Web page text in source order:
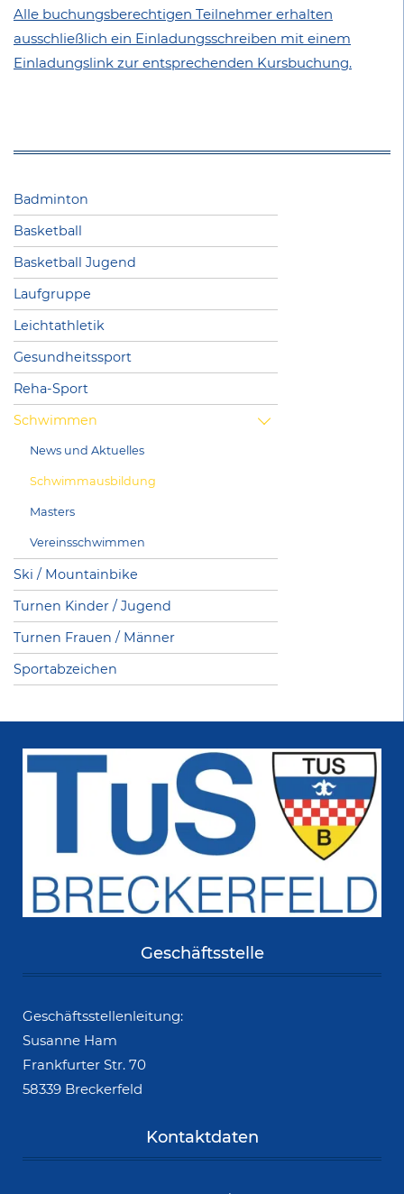
Alle buchungsberechtigen Teilnehmer erhalten
ausschließlich ein Einladungsschreiben mit einem
Einladungslink zur entsprechenden Kursbuchung.
Badminton
Basketball
Basketball Jugend
Laufgruppe
Leichtathletik
Gesundheitssport
Reha-Sport
Schwimmen
News und Aktuelles
Schwimmausbildung
Masters
Vereinsschwimmen
Ski / Mountainbike
Turnen Kinder / Jugend
Turnen Frauen / Männer
Sportabzeichen
Geschäftsstelle
Geschäftsstellenleitung:
Susanne Ham
Frankfurter Str. 70
58339 Breckerfeld
Kontaktdaten